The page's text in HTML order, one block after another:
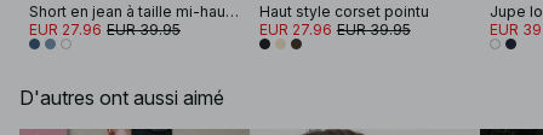
Short en jean à taille mi-haute
EUR 27.96 EUR 39.95
Haut style corset pointu
EUR 27.96 EUR 39.95 EUR
D'autres ont aussi aimé